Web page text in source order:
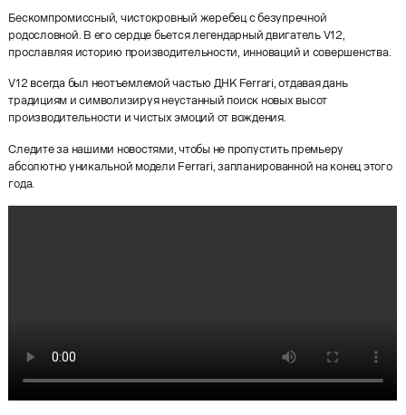
Бескомпромиссный, чистокровный жеребец с безупречной
родословной. В его сердце бьется легендарный двигатель V12,
прославляя историю производительности, инноваций и совершенства.
V12 всегда был неотъемлемой частью ДНК Ferrari, отдавая дань
традициям и символизируя неустанный поиск новых высот
производительности и чистых эмоций от вождения.
Следите за нашими новостями, чтобы не пропустить премьеру
абсолютно уникальной модели Ferrari, запланированной на конец этого
года.